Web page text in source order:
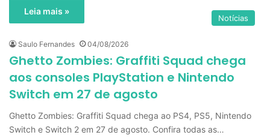
Leia mais »
Notícias
Saulo Fernandes 04/08/2026
Ghetto Zombies: Graffiti Squad chega
aos consoles PlayStation e Nintendo
Switch em 27 de agosto
Ghetto Zombies: Graffiti Squad chega ao PS4, PS5, Nintendo
Switch e Switch 2 em 27 de agosto. Confira todas as…